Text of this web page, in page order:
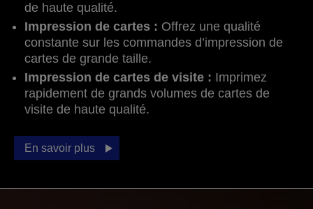
de haute qualité.
Impression de cartes : Offrez une qualité
constante sur les commandes d’impression de
cartes de grande taille.
Impression de cartes de visite : Imprimez
rapidement de grands volumes de cartes de
visite de haute qualité.
En savoir plus